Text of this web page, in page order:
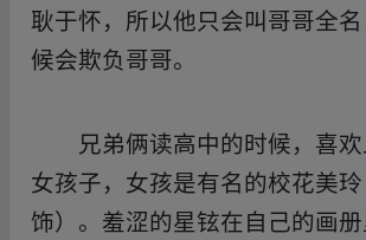
耿于怀，所以他只会叫哥哥全
候会欺负哥哥。
兄弟俩读高中的时候，喜欢
女孩子，女孩是有名的校花美
饰）。羞涩的星铉在自己的画